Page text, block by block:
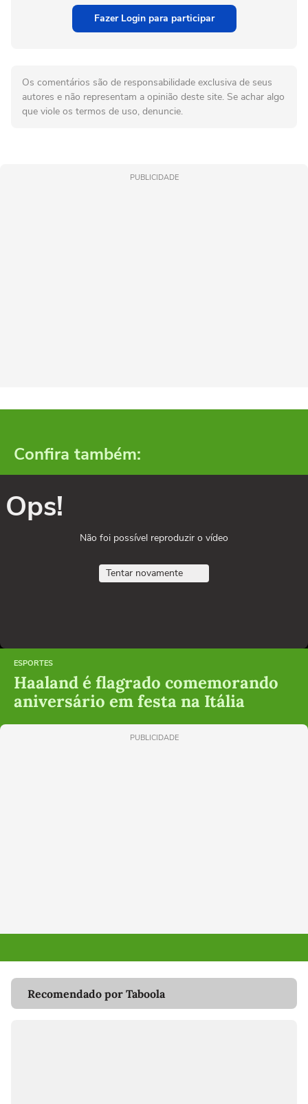
Fazer Login para participar
Os comentários são de responsabilidade exclusiva de seus
autores e não representam a opinião deste site. Se achar algo
que viole os termos de uso, denuncie.
PUBLICIDADE
Confira também:
Ops!
Não foi possível reproduzir o vídeo
Tentar novamente
ESPORTES
Haaland é flagrado comemorando
aniversário em festa na Itália
PUBLICIDADE
Recomendado por Taboola